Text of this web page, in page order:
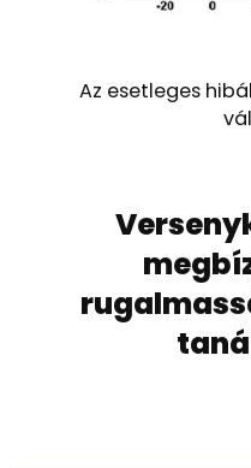
Az esetleges